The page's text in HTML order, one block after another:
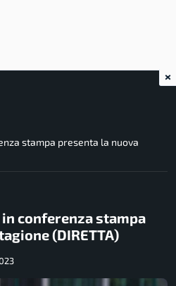
stampa presenta la nuova
in conferenza stampa
(DIRETTA)
×